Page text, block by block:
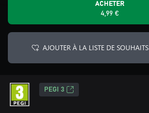
ACHETER
4,99 €
AJOUTER À LA LISTE DE SOUHAITS
PEGI 3